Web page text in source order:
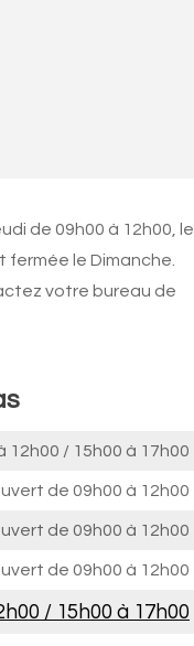
de 09h00 à 12h00, le
fermée le Dimanche.
votre bureau de
12h00 / 15h00 à 17h00
de 09h00 à 12h00
de 09h00 à 12h00
de 09h00 à 12h00
/ 15h00 à 17h00